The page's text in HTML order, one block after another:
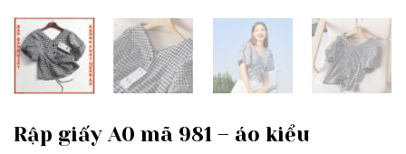
Rập giấy A0 mã 981 – áo kiểu